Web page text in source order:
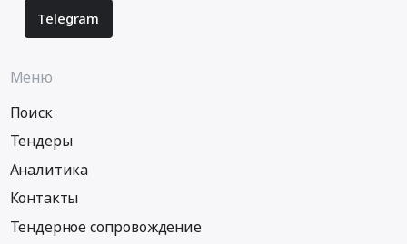
Telegram
Меню
Поиск
Тендеры
Аналитика
Контакты
Тендерное сопровождение